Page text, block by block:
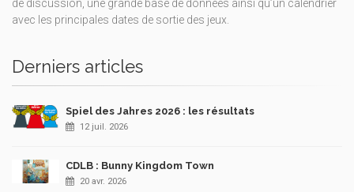
de discussion, une grande base de données ainsi qu’un calendrier
avec les principales dates de sortie des jeux.
Derniers articles
Spiel des Jahres 2026 : les résultats
12 juil. 2026
CDLB : Bunny Kingdom Town
20 avr. 2026